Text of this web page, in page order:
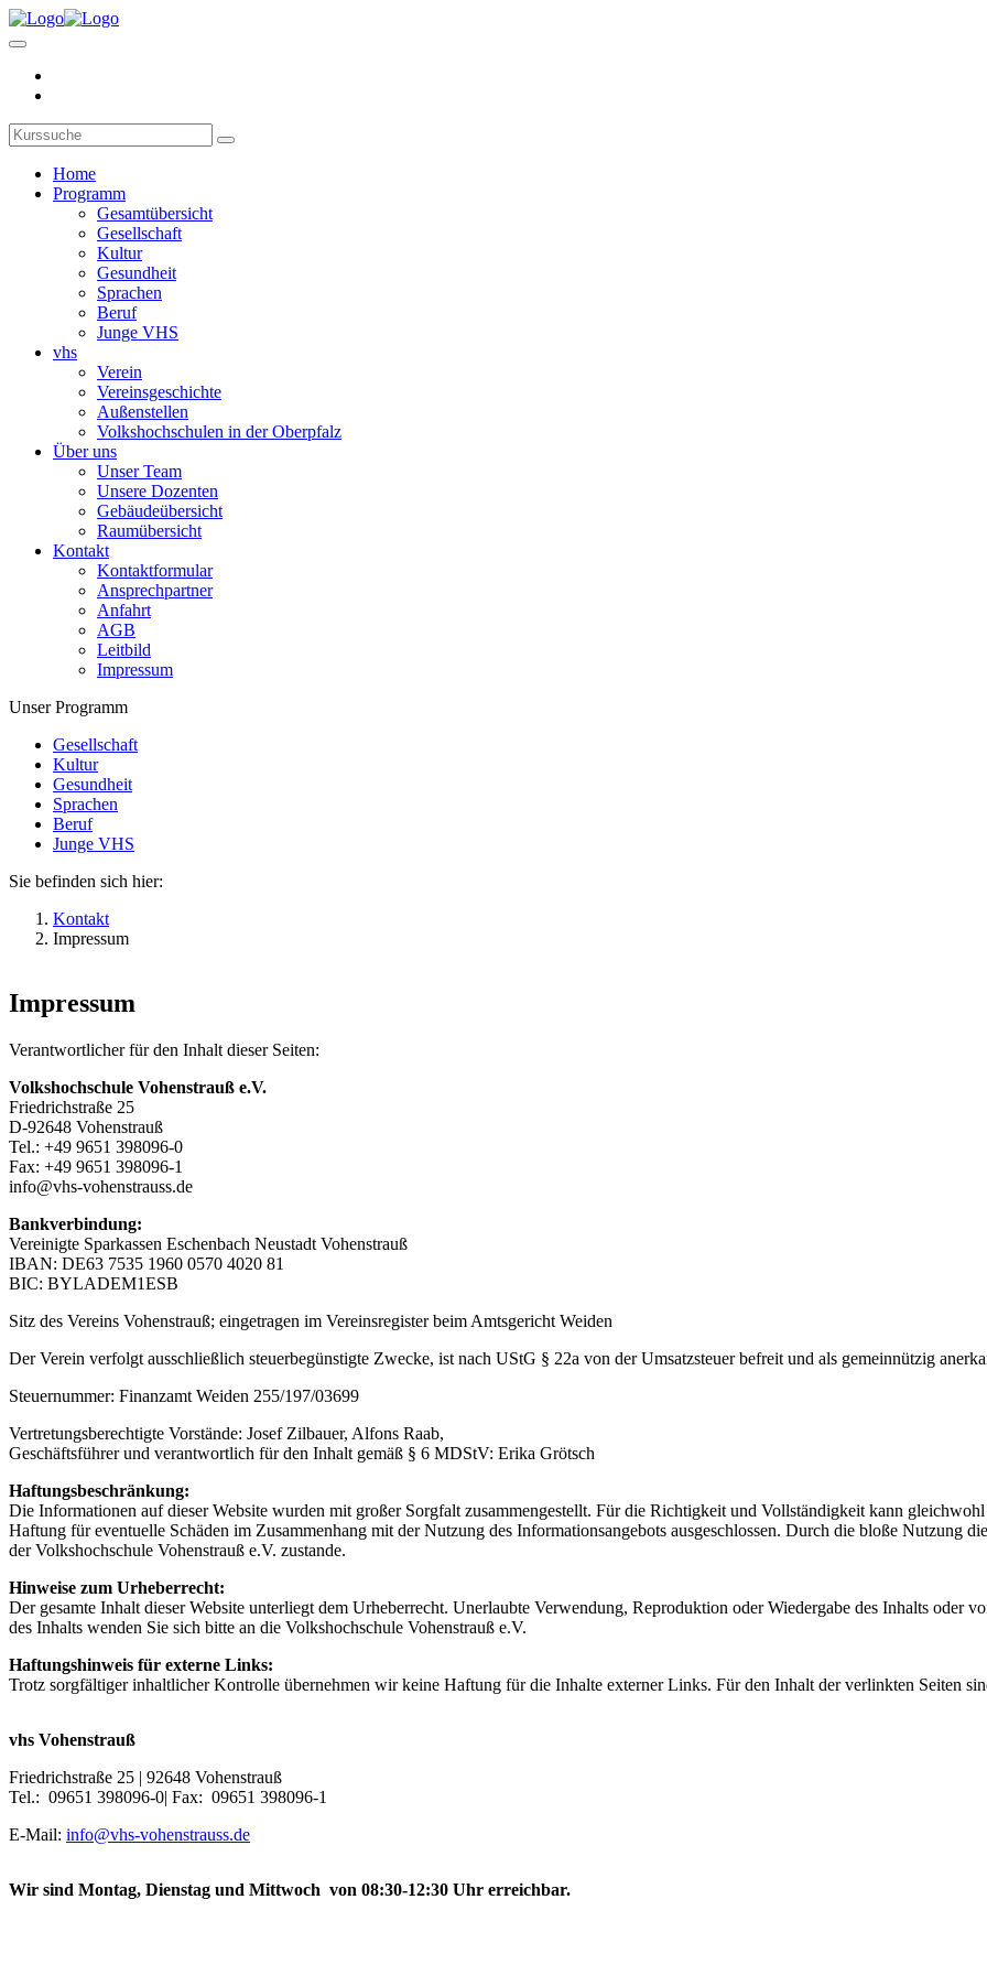
Home
Programm
Gesamtübersicht
Gesellschaft
Kultur
Gesundheit
Sprachen
Beruf
Junge VHS
vhs
Verein
Vereinsgeschichte
Außenstellen
Volkshochschulen in der Oberpfalz
Über uns
Unser Team
Unsere Dozenten
Gebäudeübersicht
Raumübersicht
Kontakt
Kontaktformular
Ansprechpartner
Anfahrt
AGB
Leitbild
Impressum
Unser Programm
Gesellschaft
Kultur
Gesundheit
Sprachen
Beruf
Junge VHS
Sie befinden sich hier:
Kontakt
Impressum
Impressum
Verantwortlicher für den Inhalt dieser Seiten:
Volkshochschule Vohenstrauß e.V.
Friedrichstraße 25
D-92648 Vohenstrauß
Tel.: +49 9651 398096-0
Fax: +49 9651 398096-1
info@vhs-vohenstrauss.de
Bankverbindung:
Vereinigte Sparkassen Eschenbach Neustadt Vohenstrauß
IBAN: DE63 7535 1960 0570 4020 81
BIC: BYLADEM1ESB
Sitz des Vereins Vohenstrauß; eingetragen im Vereinsregister beim Amtsgericht Weiden
Der Verein verfolgt ausschließlich steuerbegünstigte Zwecke, ist nach UStG § 22a von der Umsatzsteuer befreit und als gemeinnützig
Steuernummer: Finanzamt Weiden 255/197/03699
Vertretungsberechtigte Vorstände: Josef Zilbauer, Alfons Raab,
Geschäftsführer und verantwortlich für den Inhalt gemäß § 6 MDStV: Erika Grötsch
Haftungsbeschränkung:
Die Informationen auf dieser Website wurden mit großer Sorgfalt zusammengestellt. Für die Richtigkeit und Vollständigkeit kann
Haftung für eventuelle Schäden im Zusammenhang mit der Nutzung des Informationsangebots ausgeschlossen. Durch die bloße Nutzung
der Volkshochschule Vohenstrauß e.V. zustande.
Hinweise zum Urheberrecht:
Der gesamte Inhalt dieser Website unterliegt dem Urheberrecht. Unerlaubte Verwendung, Reproduktion oder Wiedergabe des Inhalts oder
des Inhalts wenden Sie sich bitte an die Volkshochschule Vohenstrauß e.V.
Haftungshinweis für externe Links:
Trotz sorgfältiger inhaltlicher Kontrolle übernehmen wir keine Haftung für die Inhalte externer Links. Für den Inhalt der verlinkten Seiten
vhs Vohenstrauß
Friedrichstraße 25 | 92648 Vohenstrauß
Tel.: 09651 398096-0| Fax: 09651 398096-1
E-Mail: info@vhs-vohenstrauss.de
Wir sind Montag, Dienstag und Mittwoch von 08:30-12:30 Uhr erreichbar.